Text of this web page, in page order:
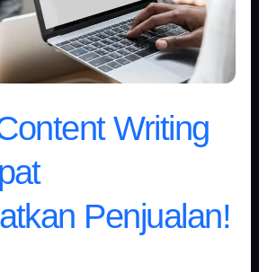
Writing
Penjualan!